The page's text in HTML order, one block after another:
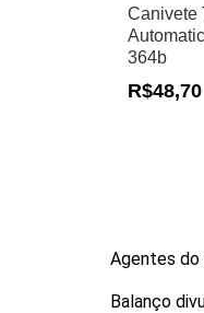
Canivete
364b
R$48,70
Agentes do
Balanço